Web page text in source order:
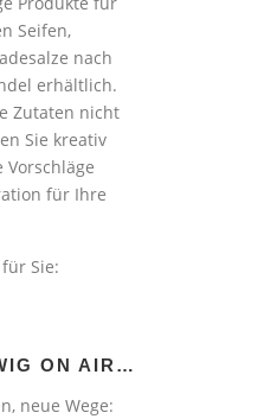
Seifen,
nach
erhältlich.
Zutaten nicht
Sie kreativ
für Ihre
Sie:
ON AIR…
neue Wege: